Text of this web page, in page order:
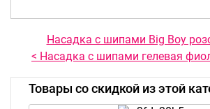
Насадка с шипами Big Boy
< Насадка с шипами гелевая
Товары со скидкой из этой